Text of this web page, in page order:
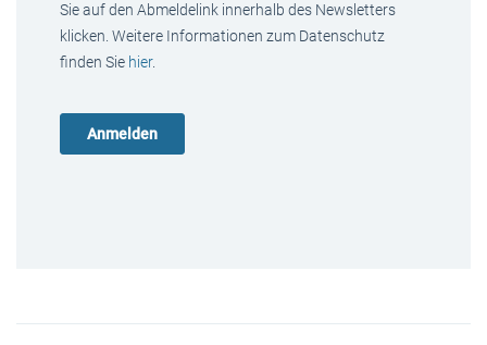
Sie auf den Abmeldelink innerhalb des Newsletters
klicken. Weitere Informationen zum Datenschutz
finden Sie hier.